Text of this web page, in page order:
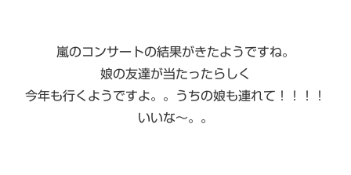
嵐のコンサートの結果がきたようですね。
娘の友達が当たったらしく
今年も行くようですよ。。うちの娘も連れて！！！！
いいな〜。。